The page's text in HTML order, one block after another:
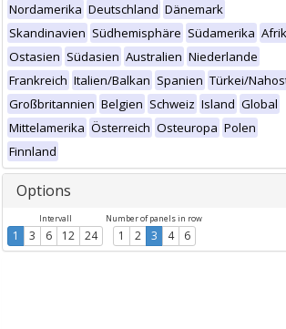
Nordamerika Deutschland Dänemark
Skandinavien Südhemisphäre Südamerika
Ostasien Südasien Australien Niederlande
Frankreich Italien/Balkan Spanien Türkei/
Großbritannien Belgien Schweiz Island Global
Mittelamerika Österreich Osteuropa Polen
Finnland
Options
Intervall
1 3 6 12 24
Number of panels in row
1 2 3 4 6